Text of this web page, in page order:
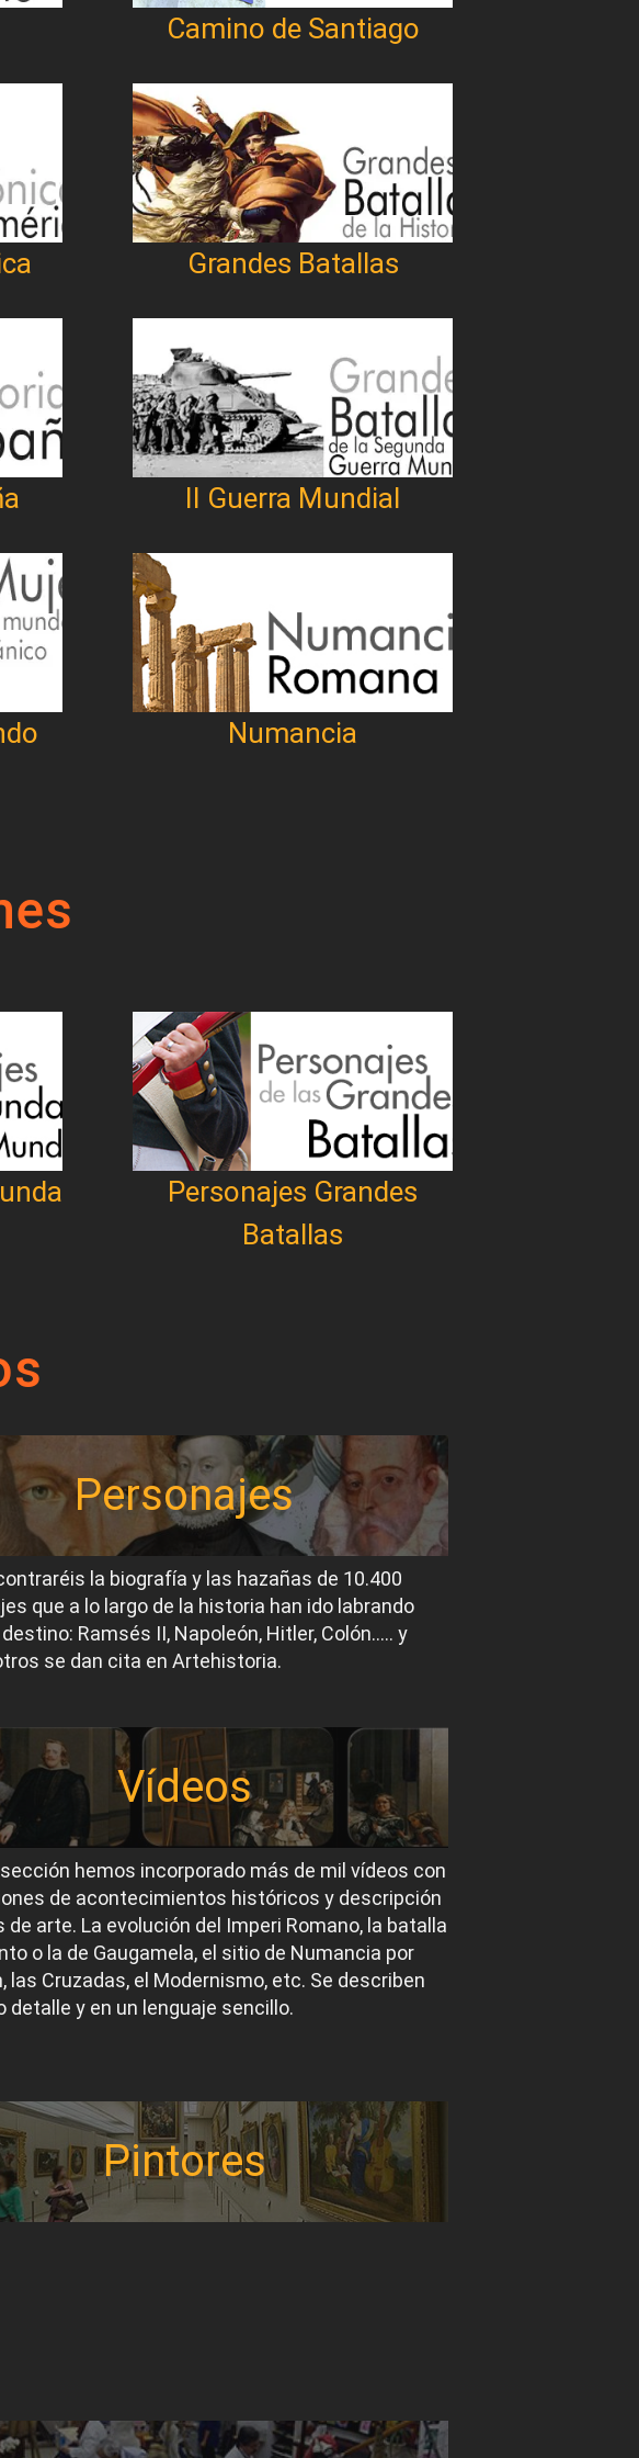
Camino de Santiago
Grandes Batallas
II Guerra Mundial
Numancia
Personajes Grandes
Batallas
Personajes
la biografía y las hazañas de 10.400
que a lo largo de la historia han ido labrando
Ramsés II, Napoleón, Hitler, Colón….. y
se dan cita en Artehistoria.
Vídeos
hemos incorporado más de mil vídeos con
de acontecimientos históricos y descripción
de arte. La evolución del Imperi Romano, la batalla
o la de Gaugamela, el sitio de Numancia por
las Cruzadas, el Modernismo, etc. Se describen
detalle y en un lenguaje sencillo.
Pintores